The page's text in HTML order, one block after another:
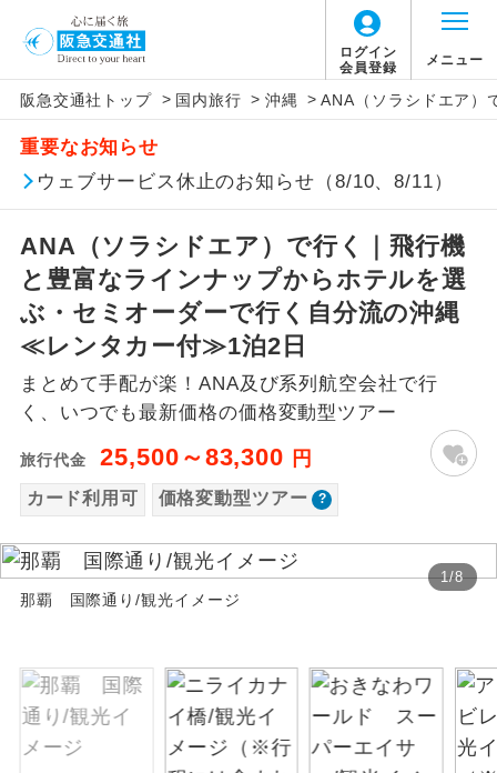
ログイン
会員登録
メニュー
阪急交通社トップ > 国内旅行 > 沖縄 > ANA（ソラシドエア）
重要なお知らせ
ウェブサービス休止のお知らせ（8/10、8/11）
ANA（ソラシドエア）で行く｜飛行機
と豊富なラインナップからホテルを選
ぶ・セミオーダーで行く自分流の沖縄
≪レンタカー付≫1泊2日
まとめて手配が楽！ANA及び系列航空会社で行
く、いつでも最新価格の価格変動型ツアー
旅行代金 25,500～83,300 円
カード利用可 価格変動型ツアー
1/8
那覇 国際通り/観光イメージ
アイコン 説明
添乗員同行
往路出発空港（駅）から復路到着空港
（駅）まで同行します。
現地添乗員同
行
現地到着空港（駅）から最終日出発空港
（駅）まで添乗員が同行します。
バスガイド乗
務
バスガイドが乗務し、車内での観光案内
があります。
新コース 初登場のコースです。
世界遺産
ユネスコに登録されている文化遺産や自
然遺産を訪ねるコースです。
絶景スポットに立ち寄るコースです。
温泉 温泉地にも宿泊するコースです。
露天風呂
す。
大浴場 ご宿泊ホテルに大浴場が付いています。
「価格変動型ツアー」に関するご案内
価格変動型ツアーとは
賃」を利用したツアーです。
お申し込み時期・ご利用便の空席状況に
よって料金が変動いたします。
以下の注意事項をあらかじめご了承いただき
ますようお願いいたします。
お支払いについて
お支払いは、クレジットカード決済のみとな
ります。
お申し込みの最後にクレジットカード決済を
していただき、決済手続き完了をもちまし
ご予約方法について
ウェブ限定コースとなりますので、コールセ